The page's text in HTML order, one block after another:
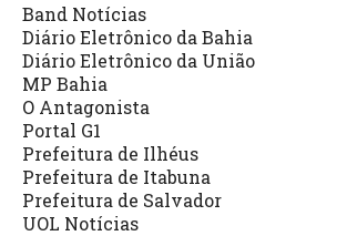
Band Notícias
Diário Eletrônico da Bahia
Diário Eletrônico da União
MP Bahia
O Antagonista
Portal G1
Prefeitura de Ilhéus
Prefeitura de Itabuna
Prefeitura de Salvador
UOL Notícias